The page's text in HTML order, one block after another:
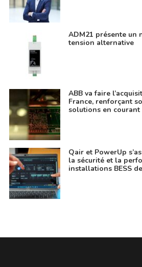
ADM21 présente un
tension alternative
ABB va faire
France, renforçant
solutions en courant
Qair et PowerUp
la sécurité et la
installations BESS